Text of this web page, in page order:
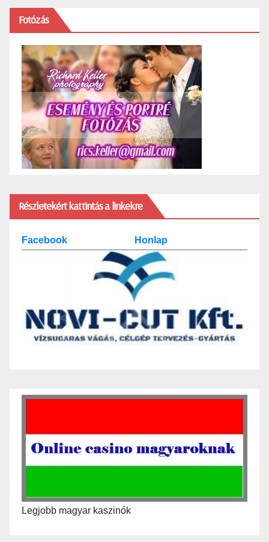
Fotózás
Részletekért kattintás a linkekre
Facebook Honlap
Legjobb magyar kaszinók